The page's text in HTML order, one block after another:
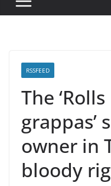
RSSFEED
The
grappas’
owner in
bloody